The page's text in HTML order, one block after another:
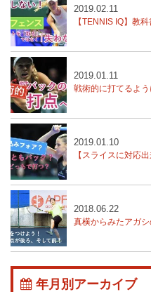
【TENNIS IQ】教科書1
2019.02.11
戦術的に打てるよ
2019.01.11
【スライスに対応出来な
2019.01.10
真横からみたアガ
2018.06.22
年月別アーカイブ